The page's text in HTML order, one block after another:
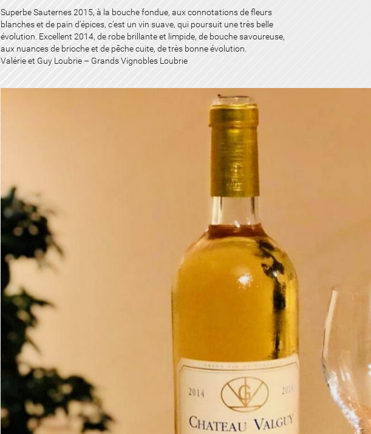
Superbe Sauternes 2015, à la bouche fondue, aux connotations de fleurs
blanches et de pain d’épices, c’est un vin suave, qui poursuit une très belle
évolution. Excellent 2014, de robe brillante et limpide, de bouche savoureuse,
aux nuances de brioche et de pêche cuite, de très bonne évolution.
Valérie et Guy Loubrie – Grands Vignobles Loubrie